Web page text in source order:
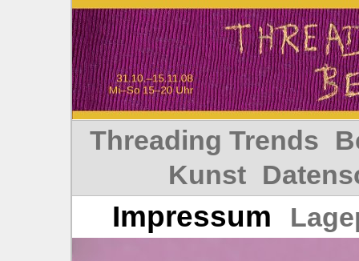
Threading Trends
Kunst
Impressum